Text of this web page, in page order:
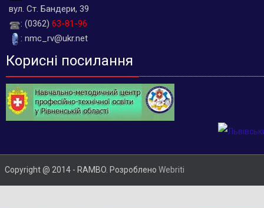
вул. Ст. Бандери, 39
: (0362) 63-81-96
: nmc_rv@ukr.net
Корисні посилання
Copyright @ 2014 - RAMBO. Розроблено Webriti